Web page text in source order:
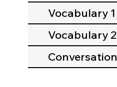
Vocabulary 1
Vocabulary 2
Conversation